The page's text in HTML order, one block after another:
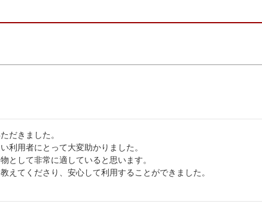
だきました。
利用者にとって大変助かりました。
として非常に適していると思います。
えてくださり、安心して利用することができました。